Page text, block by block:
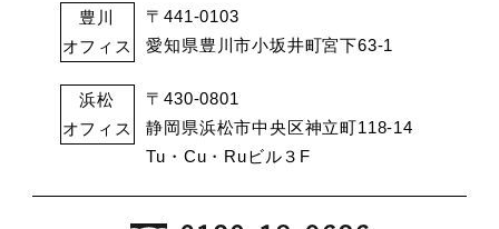
豊川
オフィス
〒441-0103
愛知県豊川市小坂井町宮下63-1
浜松
オフィス
〒430-0801
静岡県浜松市中央区神立町118-14
Tu・Cu・Ruビル３F